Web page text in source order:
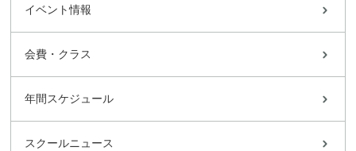
イベント情報
会費・クラス
年間スケジュール
スクールニュース